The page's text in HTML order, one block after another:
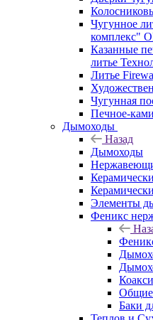
Чугунное
комплекс"
Казанные
литье
Литье
Чугунная
Печное-
Дымоходы
Назад
Дымоходы
Элементы
Феникс
Общие
Баки